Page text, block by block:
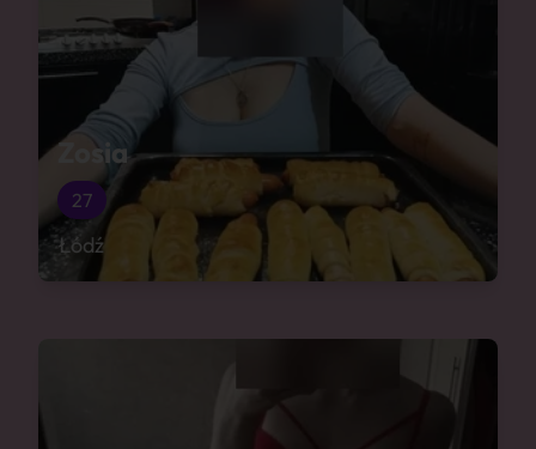
Zosia
27
Łódź